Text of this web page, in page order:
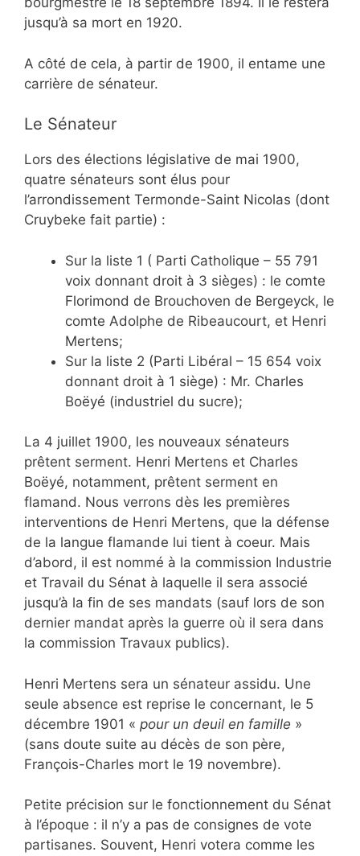
jusqu’à sa mort en 1920.
A côté de cela, à partir de 1900, il entame une
carrière de sénateur.
Le Sénateur
Lors des élections législative de mai 1900,
quatre sénateurs sont élus pour
l’arrondissement Termonde-Saint Nicolas (dont
Cruybeke fait partie) :
Sur la liste 1 ( Parti Catholique – 55 791
voix donnant droit à 3 sièges) : le comte
Florimond de Brouchoven de Bergeyck, le
comte Adolphe de Ribeaucourt, et Henri
Mertens;
Sur la liste 2 (Parti Libéral – 15 654 voix
donnant droit à 1 siège) : Mr. Charles
Boëyé (industriel du sucre);
La 4 juillet 1900, les nouveaux sénateurs
prêtent serment. Henri Mertens et Charles
Boëyé, notamment, prêtent serment en
flamand. Nous verrons dès les premières
interventions de Henri Mertens, que la défense
de la langue flamande lui tient à coeur. Mais
d’abord, il est nommé à la commission Industrie
et Travail du Sénat à laquelle il sera associé
jusqu’à la fin de ses mandats (sauf lors de son
dernier mandat après la guerre où il sera dans
la commission Travaux publics).
Henri Mertens sera un sénateur assidu. Une
seule absence est reprise le concernant, le 5
décembre 1901 « pour un deuil en famille »
(sans doute suite au décès de son père,
François-Charles mort le 19 novembre).
Petite précision sur le fonctionnement du Sénat
à l’époque : il n’y a pas de consignes de vote
partisanes. Souvent, Henri votera comme les